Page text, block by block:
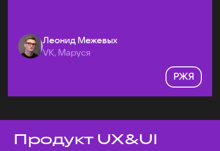
Леонид Межевых
VK, Маруся
РЖЯ
Темы докладов
Продукт UX&UI